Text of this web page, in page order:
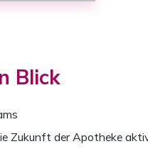
Blick
Zukunft der Apotheke